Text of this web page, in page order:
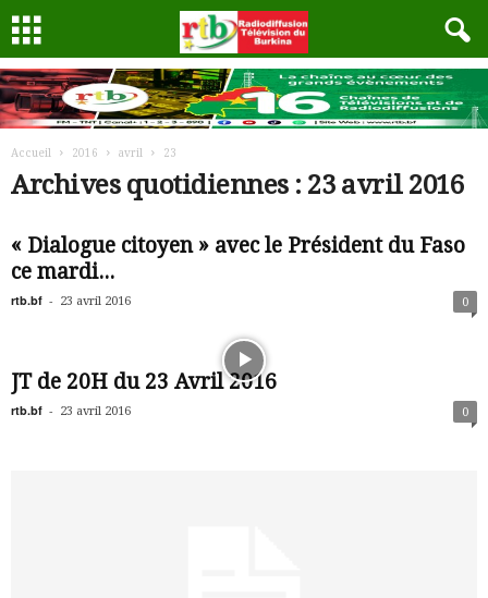
Accueil 2016 avril 23
Archives quotidiennes : 23 avril 2016
« Dialogue citoyen » avec le Président du Faso
ce mardi...
rtb.bf - 23 avril 2016 0
JT de 20H du 23 Avril 2016
rtb.bf - 23 avril 2016 0